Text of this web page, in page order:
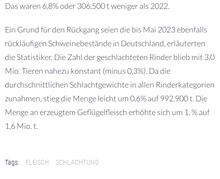
Das waren 6,8% oder 306.500 t weniger als 2022.
Ein Grund für den Rückgang seien die bis Mai 2023 ebenfalls
rückläufigen Schweinebestände in Deutschland, erläuterten
die Statistiker. Die Zahl der geschlachteten Rinder blieb mit 3,0
Mio. Tieren nahezu konstant (minus 0,3%). Da die
durchschnittlichen Schlachtgewichte in allen Rinderkategorien
zunahmen, stieg die Menge leicht um 0,6% auf 992.900 t. Die
Menge an erzeugtem Geflügelfleisch erhöhte sich um 1, % auf
1,6 Mio. t.
Tags: FLEISCH SCHLACHTUNG